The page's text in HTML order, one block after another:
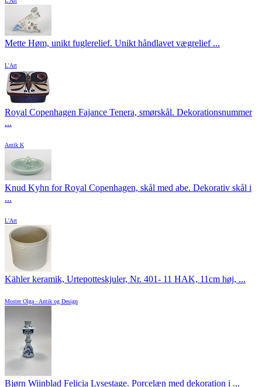
Mette Høm, unikt fuglerelief. Unikt håndlavet vægrelief ...
L'Art
Royal Copenhagen Fajance Tenera, smørskål. Dekorationsnummer
...
Antik K
Knud Kyhn for Royal Copenhagen, skål med abe. Dekorativ skål i
...
L'Art
Kähler keramik, Urtepotteskjuler, Nr. 401- 11 HAK, 11cm høj, ...
Moster Olga - Antik og Design
Bjørn Wiinblad Felicia Lysestage. Porcelæn med dekoration i ...